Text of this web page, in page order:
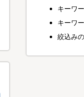
キーワ
キーワ
絞込み